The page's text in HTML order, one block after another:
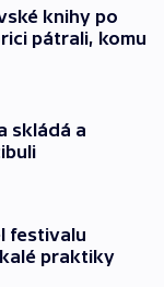
knihy po
pátrali, komu
skládá a
festivalu
praktiky